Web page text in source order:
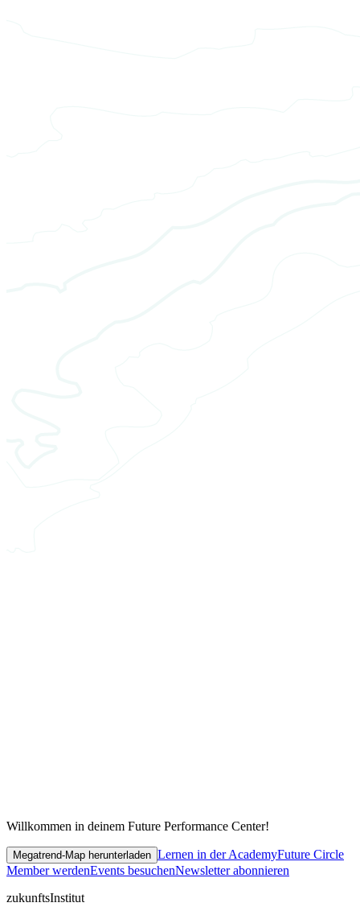
Willkommen in deinem Future Performance Center!
Megatrend-Map herunterladen Lernen in der AcademyFuture Circle
Member werdenEvents besuchenNewsletter abonnieren
zukunftsInstitut